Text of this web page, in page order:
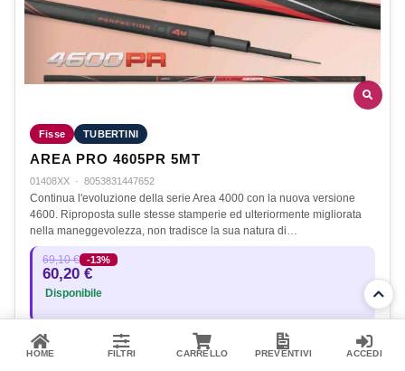
Fisse TUBERTINI
AREA PRO 4605PR 5MT
01408XX · 8053831447652
Continua l'evoluzione della serie Area 4000 con la nuova versione
4600. Riproposta sulle stesse stamperie ed ulteriormente migliorata
nella maneggevolezza, non tradisce la sua natura di…
69,10 € -13%
60,20 €
Disponibile
Aggiungi al carrello
HOME FILTRI CARRELLO PREVENTIVI ACCEDI